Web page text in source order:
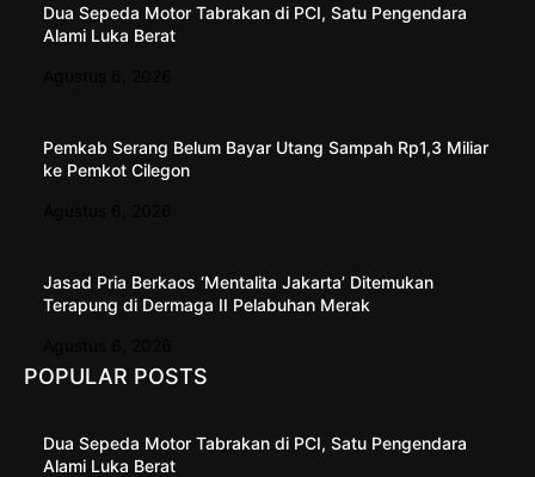
Dua Sepeda Motor Tabrakan di PCI, Satu Pengendara
Alami Luka Berat
Pemkab Serang Belum Bayar Utang Sampah Rp1,3 Miliar
ke Pemkot Cilegon
Jasad Pria Berkaos ‘Mentalita Jakarta’ Ditemukan
Terapung di Dermaga II Pelabuhan Merak
POPULAR POSTS
Dua Sepeda Motor Tabrakan di PCI, Satu Pengendara
Alami Luka Berat